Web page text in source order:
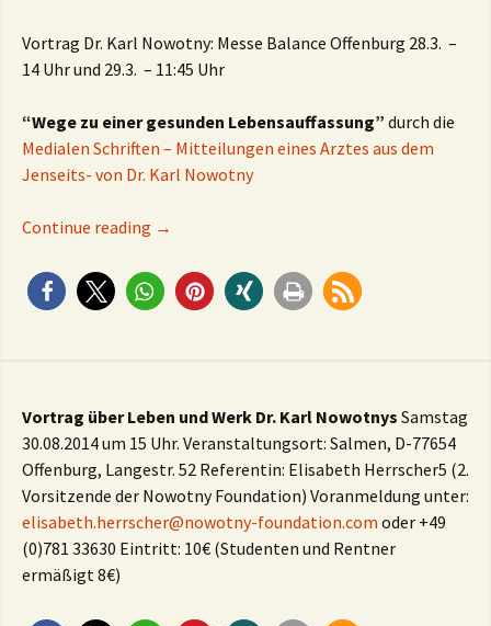
Vortrag Dr. Karl Nowotny: Messe Balance Offenburg 28.3. –
14 Uhr und 29.3. – 11:45 Uhr
“Wege zu einer gesunden Lebensauffassung” durch die
Medialen Schriften – Mitteilungen eines Arztes aus dem
Jenseits- von Dr. Karl Nowotny
Continue reading Vortrag Offenburg 28.3. um 14 Uhr und 29.3.
→
Vortrag über Leben und Werk Dr. Karl Nowotnys Samstag
30.08.2014 um 15 Uhr. Veranstaltungsort: Salmen, D-77654
Offenburg, Langestr. 52 Referentin: Elisabeth Herrscher5 (2.
Vorsitzende der Nowotny Foundation) Voranmeldung unter:
elisabeth.herrscher@nowotny-foundation.com oder +49
(0)781 33630 Eintritt: 10€ (Studenten und Rentner
ermäßigt 8€)